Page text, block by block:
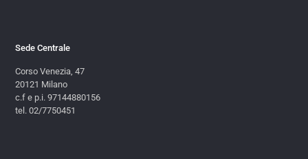
Sede Centrale
Corso Venezia, 47
20121 Milano
c.f e p.i. 97144880156
tel. 02/7750451